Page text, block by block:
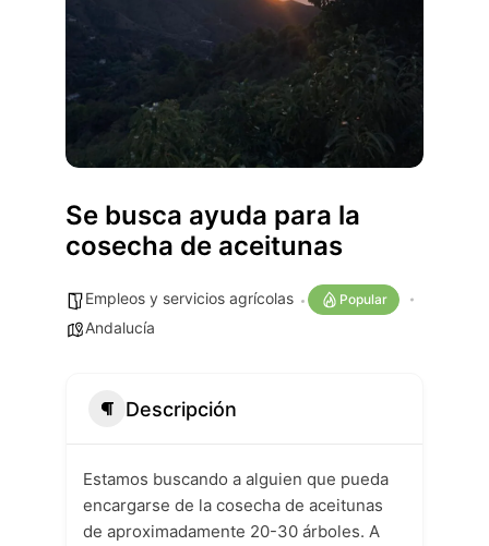
Se busca ayuda para la
cosecha de aceitunas
Empleos y servicios agrícolas Popular
Andalucía
Descripción
Estamos buscando a alguien que pueda
encargarse de la cosecha de aceitunas
de aproximadamente 20-30 árboles. A